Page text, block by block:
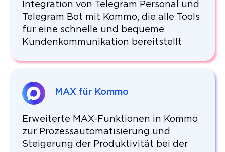
Integration von Telegram Personal und
Telegram Bot mit Kommo, die alle Tools
für eine schnelle und bequeme
Kundenkommunikation bereitstellt
MAX für Kommo
Erweiterte MAX-Funktionen in Kommo
zur Prozessautomatisierung und
Steigerung der Produktivität bei der